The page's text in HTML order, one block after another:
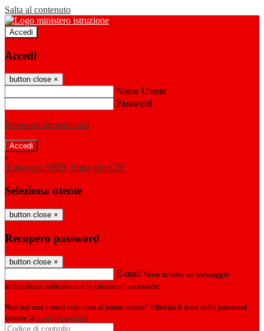
Salta al contenuto
Accedi
Accedi
button close ×
Nome Utente
Password
Password dimenticata?
-
Entra con SPID Entra con CIE
Seleziona utente
button close ×
Recupero password
button close ×
E-mail Verrà inviato un messaggio
all'indirizzo indicato con le istruzioni necessarie.
Non hai una e-mail associata al nome utente? Effettua il reset della password
tramite la Login Spaggiari